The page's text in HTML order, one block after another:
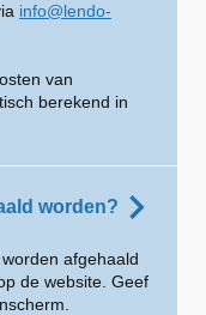
info@lendo-
van
berekend in
worden?
afgehaald
de website. Geef